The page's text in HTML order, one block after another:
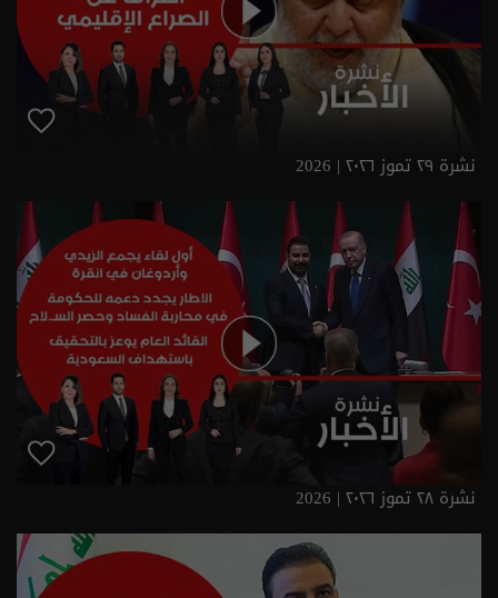
نشرة ٢٩ تموز ٢٠٢٦ | 2026
نشرة ٢٨ تموز ٢٠٢٦ | 2026